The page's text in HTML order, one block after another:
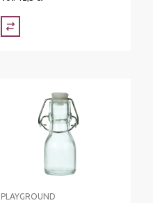
PLAYGROUND